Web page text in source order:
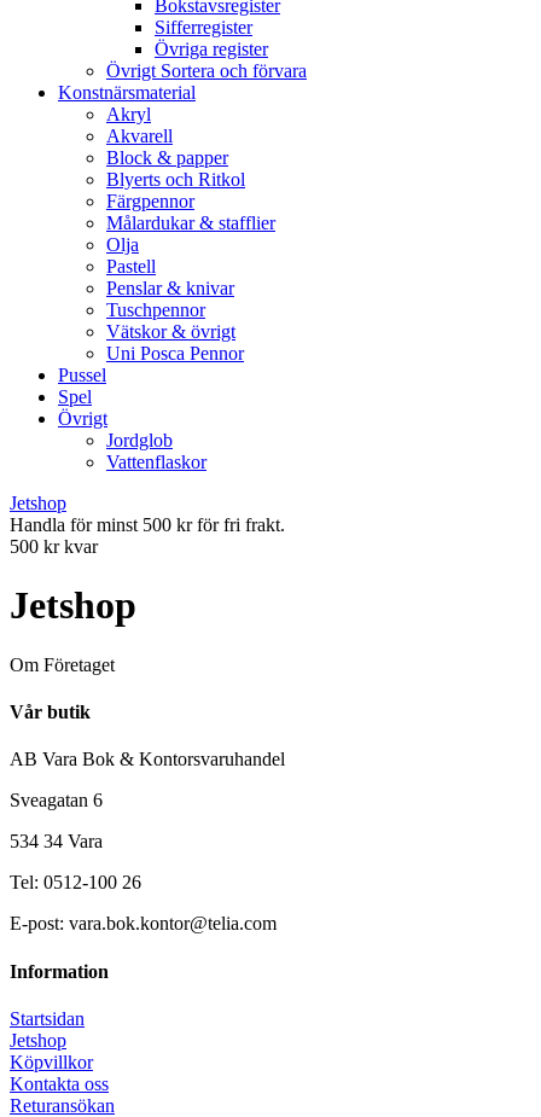
Bokstavsregister
Sifferregister
Övriga register
Övrigt Sortera och förvara
Konstnärsmaterial
Akryl
Akvarell
Block & papper
Blyerts och Ritkol
Färgpennor
Målardukar & stafflier
Olja
Pastell
Penslar & knivar
Tuschpennor
Vätskor & övrigt
Uni Posca Pennor
Pussel
Spel
Övrigt
Jordglob
Vattenflaskor
Jetshop
Handla för minst 500 kr för fri frakt.
500 kr kvar
Jetshop
Om Företaget
Vår butik
AB Vara Bok & Kontorsvaruhandel
Sveagatan 6
534 34 Vara
Tel: 0512-100 26
E-post: vara.bok.kontor@telia.com
Information
Startsidan
Jetshop
Köpvillkor
Kontakta oss
Returansökan